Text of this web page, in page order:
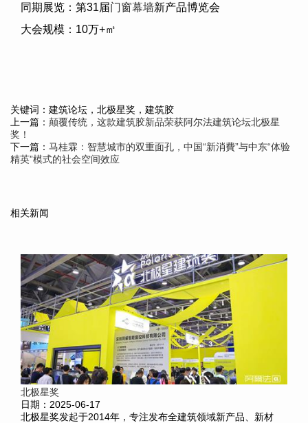
同期展览：第31届门窗幕墙新产品博览会
大会规模： 10万+㎡
关键词：建筑论坛，北极星奖，建筑胶
上一篇： 颠覆传统，这款建筑胶新品荣获阿尔法建筑论坛北极星
奖！
下一篇： 马桂霖：智慧城市的双重面孔，中国“新消費”与中东“体验
精英”模式的社会空间效应
相关新闻
北极星奖
日期：2025-06-17
北极星奖发起于2014年，专注发布全建筑领域新产品、新材